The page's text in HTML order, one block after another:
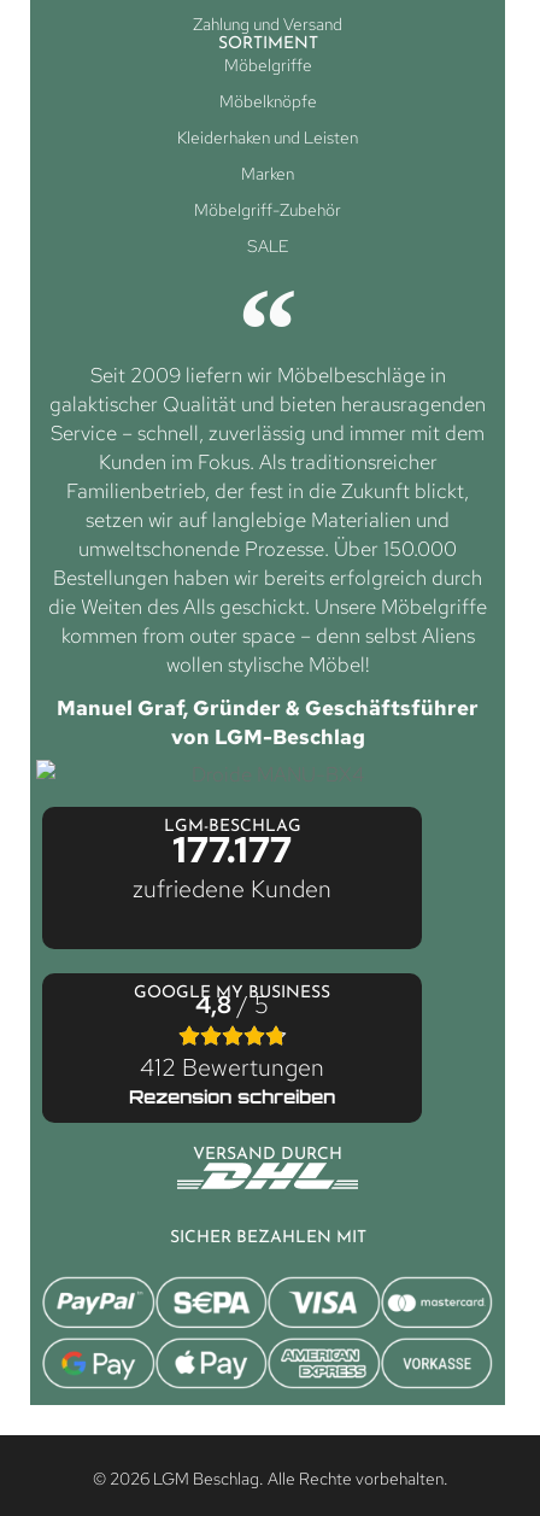
Zahlung und Versand
SORTIMENT
Möbelgriffe
Möbelknöpfe
Kleiderhaken und Leisten
Marken
Möbelgriff-Zubehör
SALE
Seit 2009 liefern wir Möbelbeschläge in
galaktischer Qualität und bieten herausragenden
Service – schnell, zuverlässig und immer mit dem
Kunden im Fokus. Als traditionsreicher
Familienbetrieb, der fest in die Zukunft blickt,
setzen wir auf langlebige Materialien und
umweltschonende Prozesse. Über 150.000
Bestellungen haben wir bereits erfolgreich durch
die Weiten des Alls geschickt. Unsere Möbelgriffe
kommen from outer space – denn selbst Aliens
wollen stylische Möbel!
Manuel Graf, Gründer & Geschäftsführer
von LGM-Beschlag
LGM-BESCHLAG
177.177
zufriedene Kunden
GOOGLE MY BUSINESS
4,8/ 5
412 Bewertungen
Rezension schreiben
VERSAND DURCH
SICHER BEZAHLEN MIT
© 2026 LGM Beschlag. Alle Rechte vorbehalten.